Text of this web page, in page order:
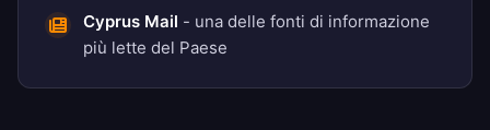
Cyprus Mail - una delle fonti di informazione
più lette del Paese